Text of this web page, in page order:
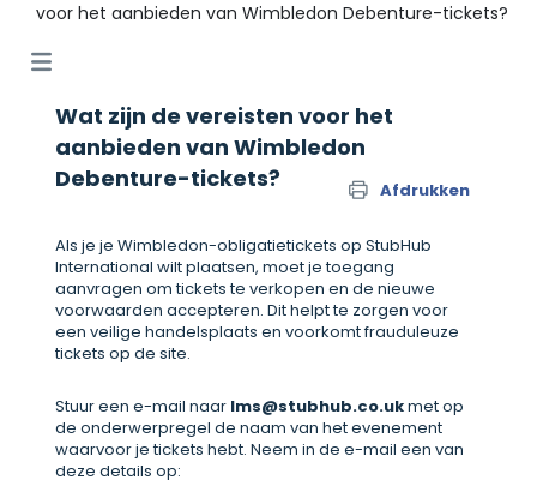
voor het aanbieden van Wimbledon Debenture-tickets?
Wat zijn de vereisten voor het
aanbieden van Wimbledon
Debenture-tickets?
Afdrukken
Als je je Wimbledon-obligatietickets op StubHub
International wilt plaatsen, moet je toegang
aanvragen om tickets te verkopen en de nieuwe
voorwaarden accepteren. Dit helpt te zorgen voor
een veilige handelsplaats en voorkomt frauduleuze
tickets op de site.
Stuur een e-mail naar lms@stubhub.co.ukmet op
de onderwerpregel de naam van het evenement
waarvoor je tickets hebt. Neem in de e-mail een van
deze details op: